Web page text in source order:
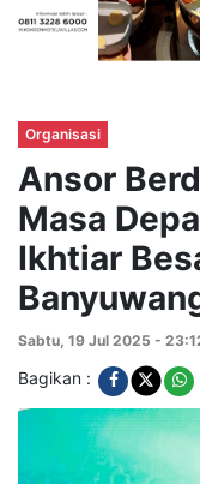
Organisasi
Ansor
Masa
Ikhtiar
Sabtu, 19 Jul 2025 -
Bagikan :